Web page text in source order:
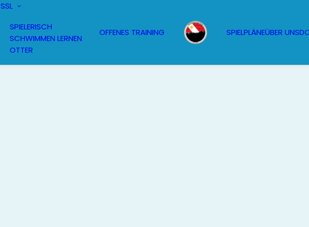
SSL
SPIELERISCH
SCHWIMMEN LERNEN
OTTER
OFFENES TRAINING SPIELPLÄNEÜBER UNS